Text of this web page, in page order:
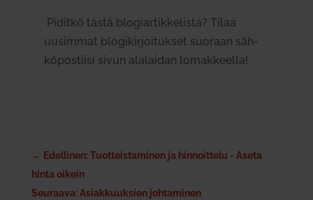
Piditkö tästä blo­giar­tik­ke­lista? Tilaa
uusimmat blo­gi­kir­joi­tukset suoraan säh­
kö­pos­tiisi sivun ala­laidan lomak­keella!
← Edellinen: Tuotteistaminen ja hinnoittelu - Aseta
hinta oikein
Seuraava: Asiakkuuksien johtaminen